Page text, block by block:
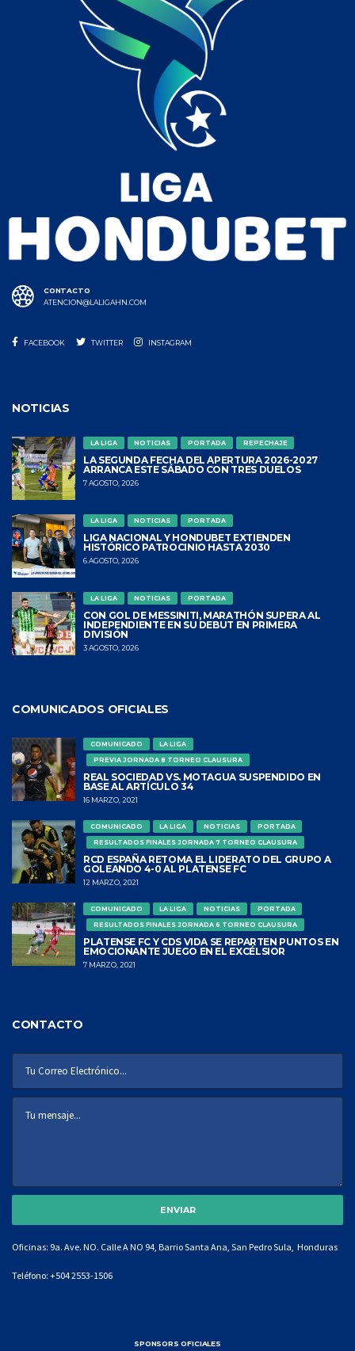
CONTACTO
ATENCION@LALIGAHN.COM
FACEBOOK TWITTER INSTAGRAM
NOTICIAS
LA LIGA NOTICIAS PORTADA REPECHAJE
LA SEGUNDA FECHA DEL APERTURA 2026-2027
ARRANCA ESTE SÁBADO CON TRES DUELOS
7 AGOSTO, 2026
LA LIGA NOTICIAS PORTADA
LIGA NACIONAL Y HONDUBET EXTIENDEN
HISTÓRICO PATROCINIO HASTA 2030
6 AGOSTO, 2026
LA LIGA NOTICIAS PORTADA
CON GOL DE MESSINITI, MARATHÓN SUPERA AL
INDEPENDIENTE EN SU DEBUT EN PRIMERA
DIVISIÓN
3 AGOSTO, 2026
COMUNICADOS OFICIALES
COMUNICADO
LA LIGA
PREVIA JORNADA 8 TORNEO CLAUSURA
REAL SOCIEDAD VS. MOTAGUA SUSPENDIDO EN
BASE AL ARTÍCULO 34
16 MARZO, 2021
COMUNICADO LA LIGA NOTICIAS
PORTADA
RESULTADOS FINALES JORNADA 7 TORNEO CLAUSURA
RCD ESPAÑA RETOMA EL LIDERATO DEL GRUPO A
GOLEANDO 4-0 AL PLATENSE FC
12 MARZO, 2021
COMUNICADO LA LIGA NOTICIAS
PORTADA
RESULTADOS FINALES JORNADA 6 TORNEO CLAUSURA
PLATENSE FC Y CDS VIDA SE REPARTEN PUNTOS EN
EMOCIONANTE JUEGO EN EL EXCÉLSIOR
7 MARZO, 2021
CONTACTO
Oficinas: 9a. Ave. NO. Calle A NO 94, Barrio Santa Ana, San Pedro Sula, Honduras
Teléfono: +504 2553-1506
SPONSORS OFICIALES